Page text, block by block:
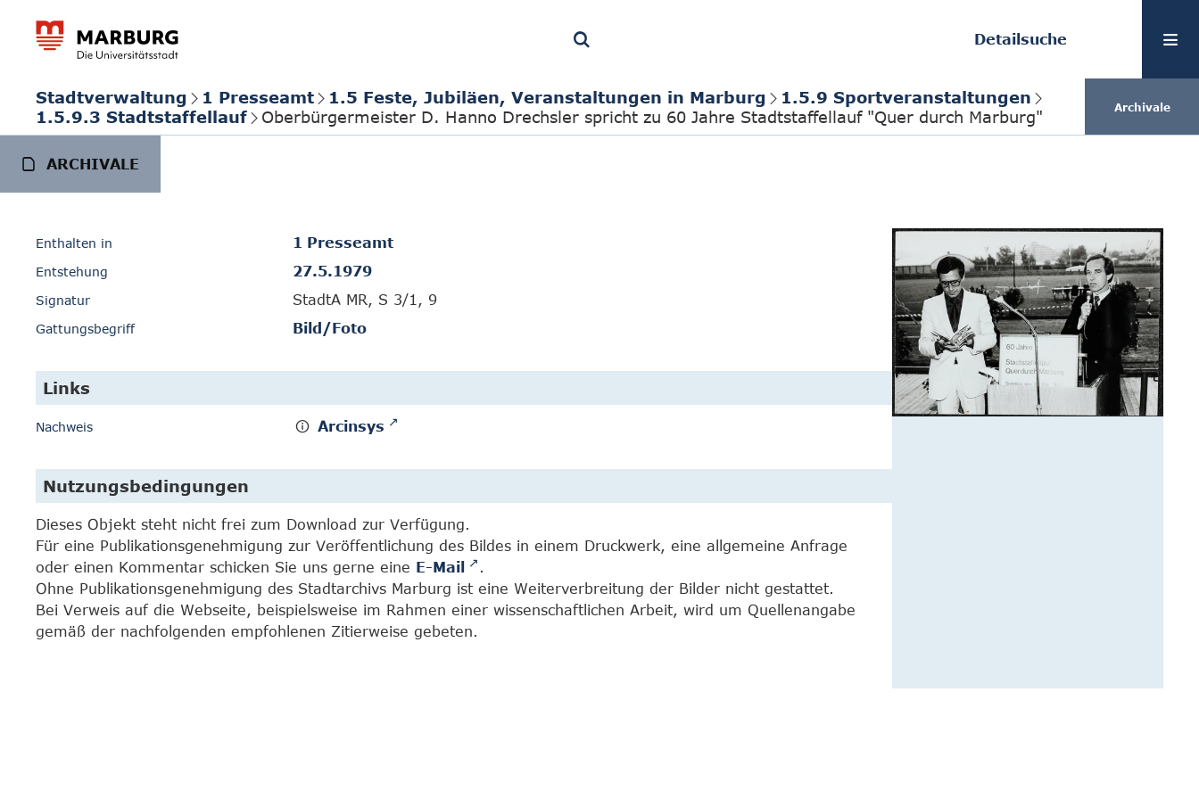
Detailsuche
Stadtverwaltung 1 Presseamt 1.5 Feste, Jubiläen, Veranstaltungen in Marburg
1.5.9 Sportveranstaltungen
1.5.9.3 Stadtstaffellauf
Oberbürgermeister D. Hanno Drechsler spricht zu 60 Jahre Stadtstaffellauf "Quer durch Marburg" Archivale
ARCHIVALE
Enthalten in 1 Presseamt
Entstehung 27.5.1979
Signatur StadtA MR, S 3/1, 9
Gattungsbegriff Bild/Foto
Links
Nachweis Arcinsys
Nutzungsbedingungen
Dieses Objekt steht nicht frei zum Download zur Verfügung.
Für eine Publikationsgenehmigung zur Veröffentlichung des Bildes in einem Druckwerk, eine allgemeine Anfrage
oder einen Kommentar schicken Sie uns gerne eine E-Mail
.
Ohne Publikationsgenehmigung des Stadtarchivs Marburg ist eine Weiterverbreitung der Bilder nicht gestattet.
Bei Verweis auf die Webseite, beispielsweise im Rahmen einer wissenschaftlichen Arbeit, wird um Quellenangabe
gemäß der nachfolgenden empfohlenen Zitierweise gebeten.